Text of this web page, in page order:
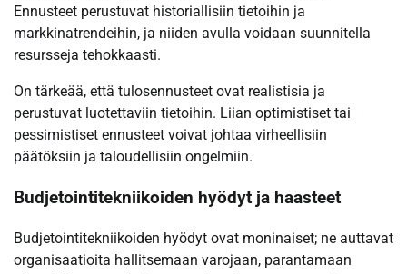
Ennusteet perustuvat historiallisiin tietoihin ja
markkinatrendeihin, ja niiden avulla voidaan suunnitella
resursseja tehokkaasti.
On tärkeää, että tulosennusteet ovat realistisia ja
perustuvat luotettaviin tietoihin. Liian optimistiset tai
pessimistiset ennusteet voivat johtaa virheellisiin
päätöksiin ja taloudellisiin ongelmiin.
Budjetointitekniikoiden hyödyt ja haasteet
Budjetointitekniikoiden hyödyt ovat moninaiset; ne auttavat
organisaatioita hallitsemaan varojaan, parantamaan